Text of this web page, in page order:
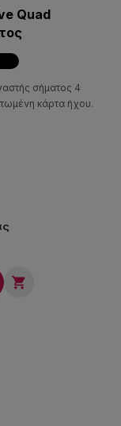
Quad
σήματος 4
κάρτα ήχου.
